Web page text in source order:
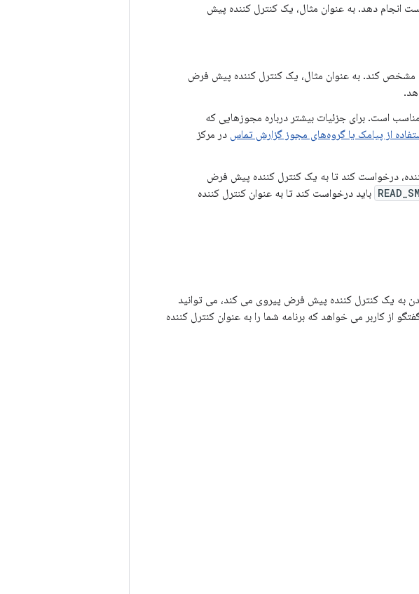
انجام دهد. به عنوان مثال، یک کنترل کننده پیش
برنامه شما باید عملکرد اصلی خود را در توضیحات فروشگاه Play مشخص کند. به عنوان مثال، یک کنترل کننده پیش فرض
مناسب است. برای جزئیات بیشتر درباره مجوزهایی که
از پیامک یا گروه‌های مجوز گزارش تماس در مرکز
درخواست کند تا به یک کنترل کننده پیش فرض
باید درخواست کند تا به عنوان کنترل کننده
شدن به یک کنترل کننده پیش فرض پیروی می کند، می توانید
داده شده در شکل 3 اضافه کنید. این گفتگو از کاربر می خواهد که برنامه شما را به عنوان کنترل کننده